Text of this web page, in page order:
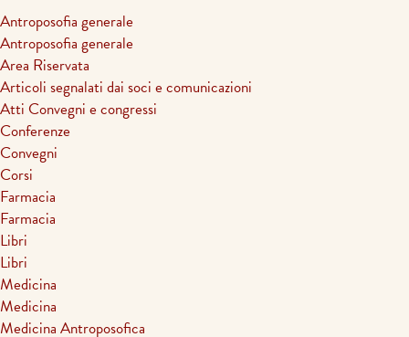
Antroposofia generale
Antroposofia generale
Area Riservata
Articoli segnalati dai soci e comunicazioni
Atti Convegni e congressi
Conferenze
Convegni
Corsi
Farmacia
Farmacia
Libri
Libri
Medicina
Medicina
Medicina Antroposofica